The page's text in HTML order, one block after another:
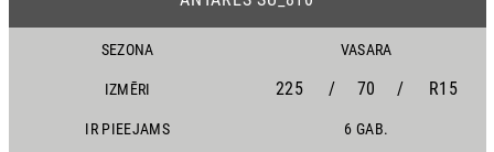
SEZONA VASARA
IZMĒRI 225 / 70 / R15
IR PIEEJAMS 6 GAB.